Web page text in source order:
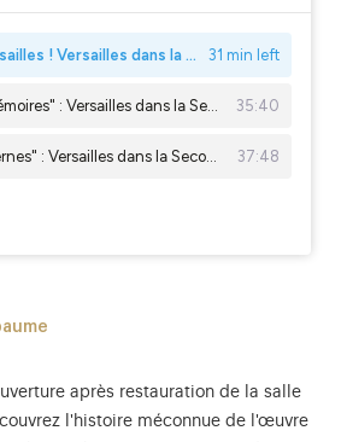
après restauration de la salle
l'histoire méconnue de l'œuvre